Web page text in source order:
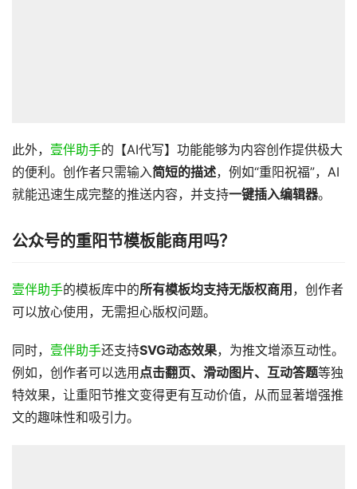
此外， 壹伴助手的【AI代写】功能能够为内容创作提供极大
的便利。创作者只需输入简短的描述，例如“重阳祝福”，AI
就能迅速生成完整的推送内容，并支持一键插入编辑器。
公众号的重阳节模板能商用吗？
壹伴助手的模板库中的所有模板均支持无版权商用 ，创作者
可以放心使用，无需担心版权问题。
同时， 壹伴助手还支持SVG动态效果，为推文增添互动性。
例如，创作者可以选用 点击翻页、滑动图片、互动答题等独
特效果，让重阳节推文变得更有互动价值，从而显著增强推
文的趣味性和吸引力。